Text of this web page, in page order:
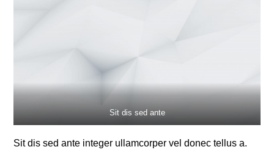
Sit dis sed ante
Sit dis sed ante integer ullamcorper vel donec tellus a.